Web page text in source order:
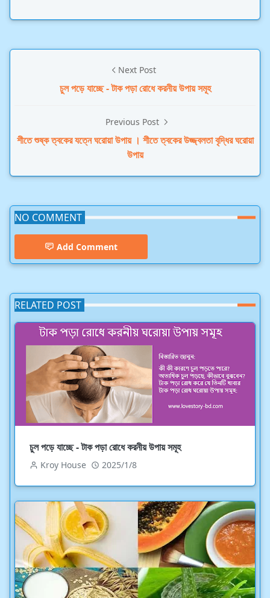
Next Post
চুল পড়ে যাচ্ছে - টাক পড়া রোধে করনীয় উপায় সমূহ
Previous Post
শীতে শুষ্ক ত্বকের যত্নে ঘরোয়া উপায় । শীতে ত্বকের উজ্জ্বলতা বৃদ্ধির ঘরোয়া
উপায়
NO COMMENT
Add Comment
RELATED POST
চুল পড়ে যাচ্ছে - টাক পড়া রোধে করনীয় উপায় সমূহ
Kroy House 2025/1/8